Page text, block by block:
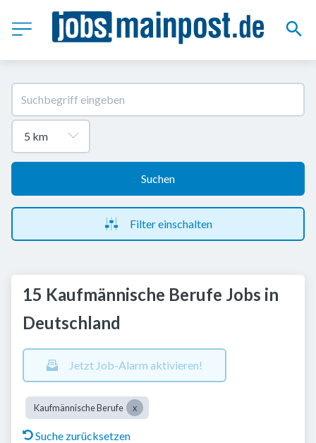
Suchen
Filter einschalten
15 Kaufmännische Berufe Jobs in
Deutschland
Jetzt Job-Alarm aktivieren!
Kaufmännische Berufe
Suche zurücksetzen